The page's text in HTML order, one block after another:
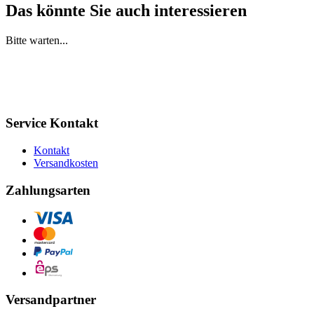
Das könnte Sie auch interessieren
Bitte warten...
Service Kontakt
Kontakt
Versandkosten
Zahlungsarten
Versandpartner